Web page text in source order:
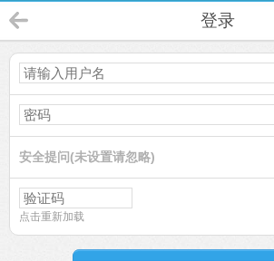
登录
安全提问(未设置请忽略)
点击重新加载